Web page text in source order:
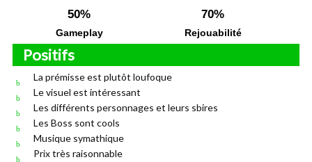
50%
Gameplay
70%
Rejouabilité
Positifs
La prémisse est plutôt loufoque
Le visuel est intéressant
Les différents personnages et leurs sbires
Les Boss sont cools
Musique symathique
Prix très raisonnable